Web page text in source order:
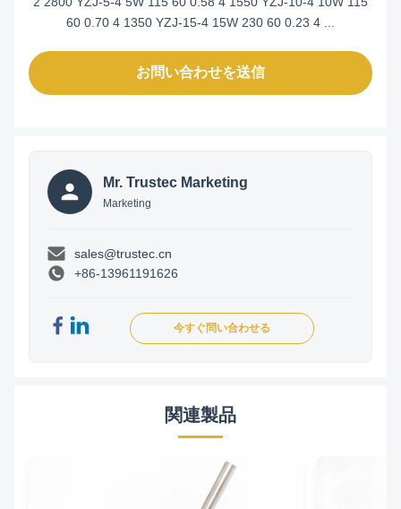
60 0.70 4 1350 YZJ-15-4 15W 230 60 0.23 4 ...
お問い合わせを送信
Mr. Trustec Marketing
Marketing
sales@trustec.cn
+86-13961191626
今すぐ問い合わせる
関連製品